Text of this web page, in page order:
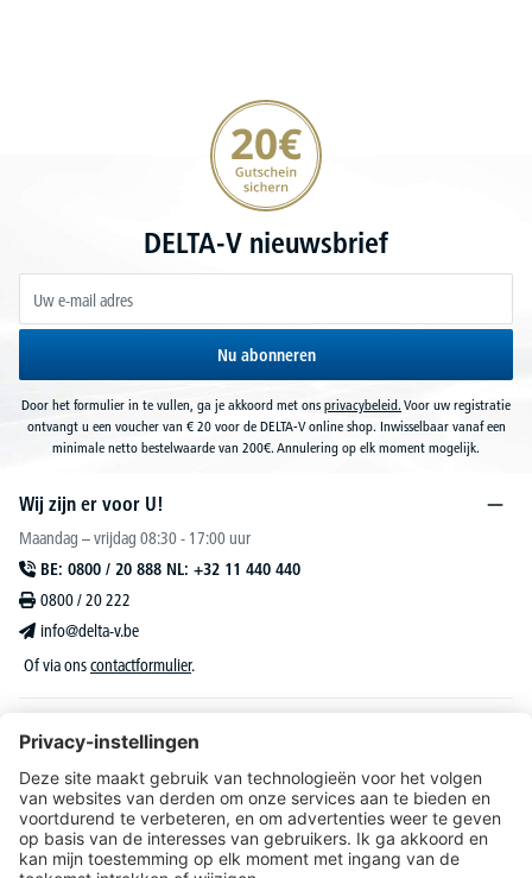
20€ korting verzekeren
DELTA-V nieuwsbrief
Nu abonneren
Door het formulier in te vullen, ga je akkoord met ons privacybeleid. Voor uw registratie
ontvangt u een voucher van € 20 voor de DELTA-V online shop. Inwisselbaar vanaf een
minimale netto bestelwaarde van 200€. Annulering op elk moment mogelijk.
Wij zijn er voor U!
Maandag – vrijdag 08:30 - 17:00 uur
BE: 0800 / 20 888 NL: +32 11 440 440
0800 / 20 222
info@delta-v.be
Of via onscontactformulier.
DELTA-V Lucas
Klantenservice
Over DELTA-V